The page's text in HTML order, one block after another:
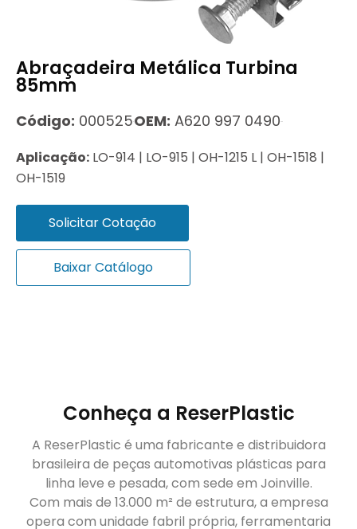
Abraçadeira Metálica Turbina
85mm
Código: 000525OEM: A620 997 0490
Aplicação: LO-914 | LO-915 | OH-1215 L | OH-1518 |
OH-1519
Solicitar Cotação
Baixar Catálogo
Conheça a ReserPlastic
A ReserPlastic é uma fabricante e distribuidora
brasileira de peças automotivas plásticas para
linha leve e pesada, com sede em Joinville.
Com mais de 13.000 m² de estrutura, a empresa
opera com unidade fabril própria, ferramentaria